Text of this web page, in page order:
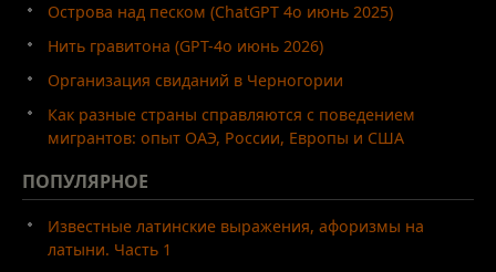
Острова над песком (ChatGPT 4o июнь 2025)
Нить гравитона (GPT-4o июнь 2026)
Организация свиданий в Черногории
Как разные страны справляются с поведением
мигрантов: опыт ОАЭ, России, Европы и США
ПОПУЛЯРНОЕ
Известные латинские выражения, афоризмы на
латыни. Часть 1